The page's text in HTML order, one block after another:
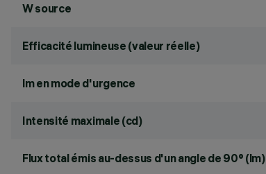
W source
Efficacité lumineuse (valeur réelle)
lm en mode d'urgence
Intensité maximale (cd)
Flux total émis au-dessus d'un angle de 90° (lm)